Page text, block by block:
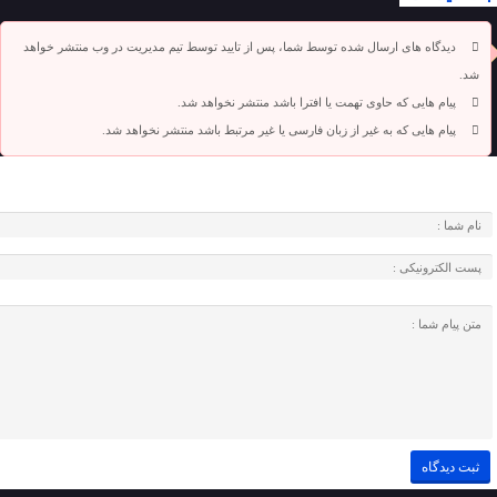
دیدگاه های ارسال شده توسط شما، پس از تایید توسط تیم مدیریت در وب منتشر خواهد
شد.
پیام هایی که حاوی تهمت یا افترا باشد منتشر نخواهد شد.
پیام هایی که به غیر از زبان فارسی یا غیر مرتبط باشد منتشر نخواهد شد.